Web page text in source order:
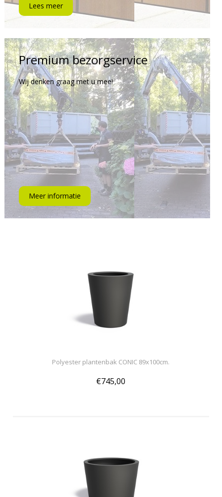
Lees meer
Premium bezorgservice
Wij denken graag met u mee!
Meer informatie
Polyester plantenbak CONIC 89x100cm.
€745,00